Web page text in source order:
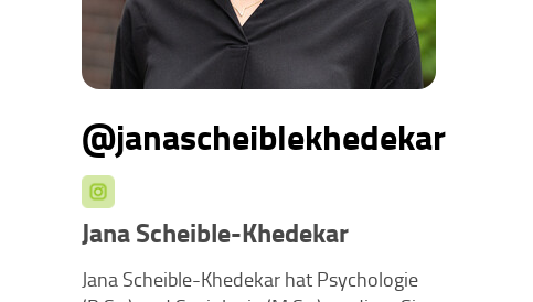
@janascheiblekhedekar
Jana Scheible-Khedekar
Jana Scheible-Khedekar hat Psychologie